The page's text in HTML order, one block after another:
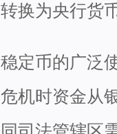
转换为央行货
稳定币的广泛
危机时资金从